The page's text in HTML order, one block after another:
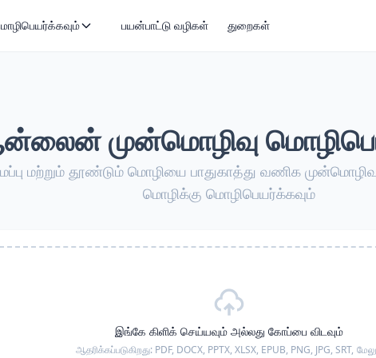
பயன்பாட்டு வழிகள் துறைகள்
முன்மொழிவு
மற்றும் தூண்டும் மொழியை பாதுகாத்து வணிக
மொழிக்கு மொழிபெயர்க்கவும்
இங்கே கிளிக் செய்யவும் அல்லது கோப்பை விடவும்
ஆதரிக்கப்படுகிறது: PDF, DOCX, PPTX, XLSX, EPUB, PNG, JPG, SRT,